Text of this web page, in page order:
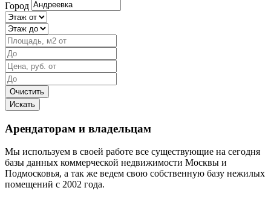
Город
Арендаторам и владельцам
Мы используем в своей работе все существующие на сегодня
базы данных коммерческой недвижимости Москвы и
Подмосковья, а так же ведем свою собственную базу нежилых
помещений с 2002 года.